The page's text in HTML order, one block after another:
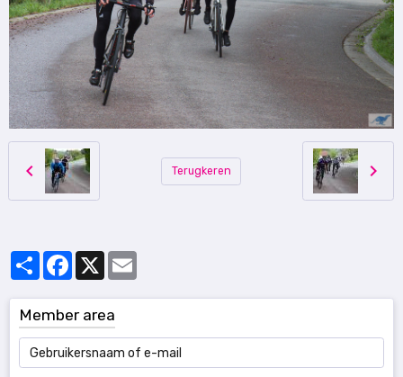
Terugkeren
PartagerFacebook
Member area